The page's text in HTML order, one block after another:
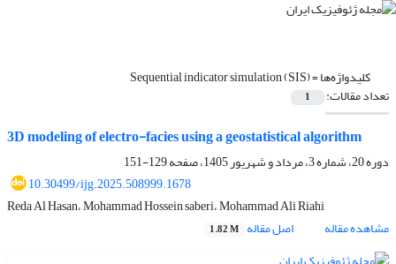
کلیدواژه‌ها =Sequential indicator simulation (SIS)
تعداد مقالات: 1
3D modeling of electro-facies using a geostatistical algorithm
دوره 20، شماره 3، مرداد و شهریور 1405، صفحه
129-151
10.30499/ijg.2025.508999.1678
Reda Al Hasan، Mohammad Hossein saberi، Mohammad Ali Riahi
مشاهده مقاله
اصل مقاله 1.82 M